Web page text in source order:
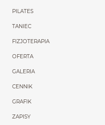
PILATES
TANIEC
FIZJOTERAPIA
OFERTA
GALERIA
CENNIK
GRAFIK
ZAPISY